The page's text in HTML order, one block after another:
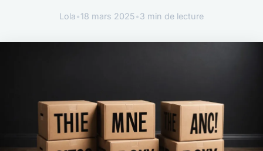
Lola•18 mars 2025•3 min de lecture